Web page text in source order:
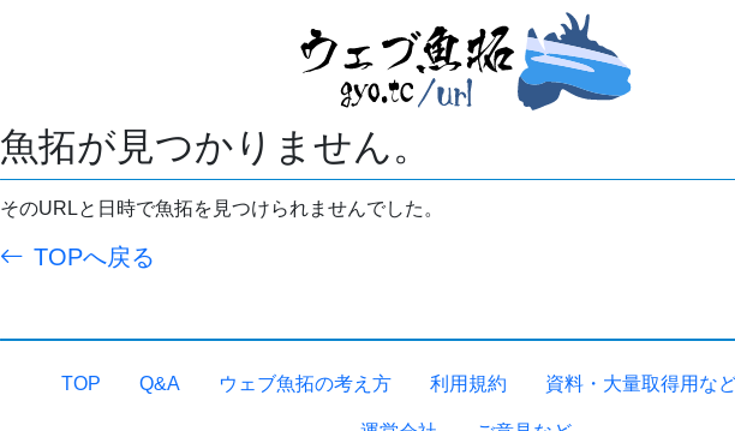
魚拓が見つかりません。
そのURLと日時で魚拓を見つけられませんでした。
TOPへ戻る
TOP Q&A ウェブ魚拓の考え方 利用規約 資料・大量取得用な